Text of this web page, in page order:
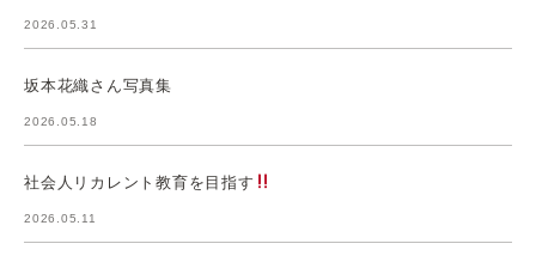
2026.05.31
坂本花織さん写真集
2026.05.18
社会人リカレント教育を目指す
2026.05.11